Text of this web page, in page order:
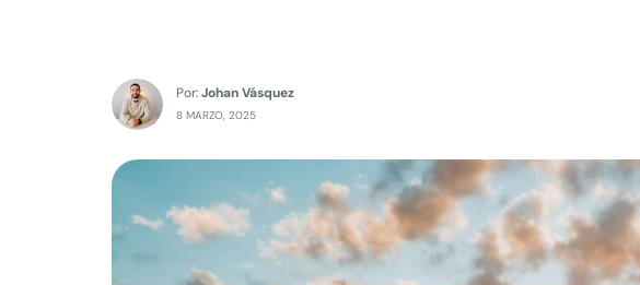
Por:Johan Vásquez
8 MARZO, 2025